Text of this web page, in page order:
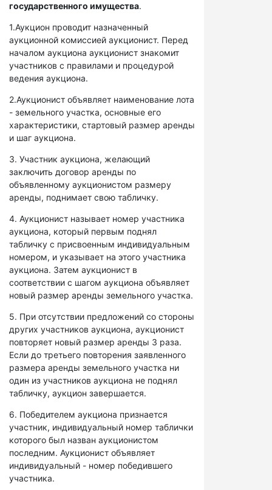
государственного имущества.
1.Аукцион проводит назначенный
аукционной комиссией аукционист. Перед
началом аукциона аукционист знакомит
участников с правилами и процедурой
ведения аукциона.
2.Аукционист объявляет наименование лота
- земельного участка, основные его
характеристики, стартовый размер аренды
и шаг аукциона.
3. Участник аукциона, желающий
заключить договор аренды по
объявленному аукционистом размеру
аренды, поднимает свою табличку.
4. Аукционист называет номер участника
аукциона, который первым поднял
табличку с присвоенным индивидуальным
номером, и указывает на этого участника
аукциона. Затем аукционист в
соответствии с шагом аукциона объявляет
новый размер аренды земельного участка.
5. При отсутствии предложений со стороны
других участников аукциона, аукционист
повторяет новый размер аренды 3 раза.
Если до третьего повторения заявленного
размера аренды земельного участка ни
один из участников аукциона не поднял
табличку, аукцион завершается.
6. Победителем аукциона признается
участник, индивидуальный номер таблички
которого был назван аукционистом
последним. Аукционист объявляет
индивидуальный - номер победившего
участника.